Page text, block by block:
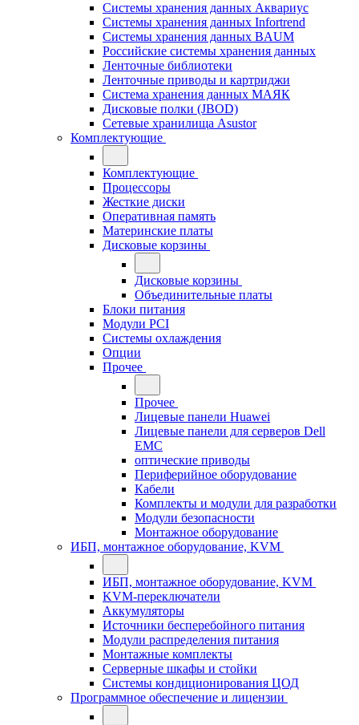
Системы хранения данных Аквариус
Системы хранения данных Infortrend
Системы хранения данных BAUM
Российские системы хранения данных
Ленточные библиотеки
Ленточные приводы и картриджи
Система хранения данных МАЯК
Дисковые полки (JBOD)
Сетевые хранилища Asustor
Комплектующие
Комплектующие
Процессоры
Жесткие диски
Оперативная память
Материнские платы
Дисковые корзины
Дисковые корзины
Объединительные платы
Блоки питания
Модули PCI
Системы охлаждения
Опции
Прочее
Прочее
Лицевые панели Huawei
Лицевые панели для серверов Dell
EMC
оптические приводы
Периферийное оборудование
Кабели
Комплекты и модули для разработки
Модули безопасности
Монтажное оборудование
ИБП, монтажное оборудование, KVM
ИБП, монтажное оборудование, KVM
KVM-переключатели
Аккумуляторы
Источники бесперебойного питания
Модули распределения питания
Монтажные комплекты
Серверные шкафы и стойки
Системы кондиционирования ЦОД
Программное обеспечение и лицензии